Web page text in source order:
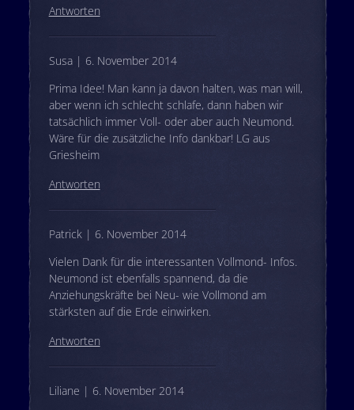
Antworten
Susa | 6. November 2014
Prima Idee! Man kann ja davon halten, was man will,
aber wenn ich schlecht schlafe, dann haben wir
tatsächlich immer Voll- oder aber auch Neumond.
Wäre für die zusätzliche Info dankbar! LG aus
Griesheim
Antworten
Patrick | 6. November 2014
Vielen Dank für die interessanten Vollmond- Infos.
Neumond ist ebenfalls spannend, da die
Anziehungskräfte bei Neu- wie Vollmond am
stärksten auf die Erde einwirken.
Antworten
Liliane | 6. November 2014